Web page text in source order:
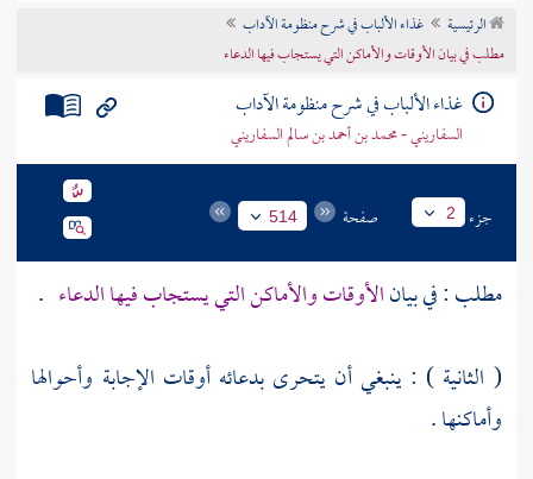
تراجم الأعلام
الرئيسية
غذاء الألباب في شرح منظومة الآداب
مطلب في بيان الأوقات والأماكن التي يستجاب فيها الدعاء
غذاء الألباب في شرح منظومة الآداب
السفاريني - محمد بن أحمد بن سالم السفاريني
جزء 2 صفحة 514
مطلب : في بيانالأوقات والأماكن التي يستجاب فيها الدعاء .
( الثانية ) : ينبغي أن يتحرى بدعائه أوقات الإجابة وأحوالها
وأماكنها .